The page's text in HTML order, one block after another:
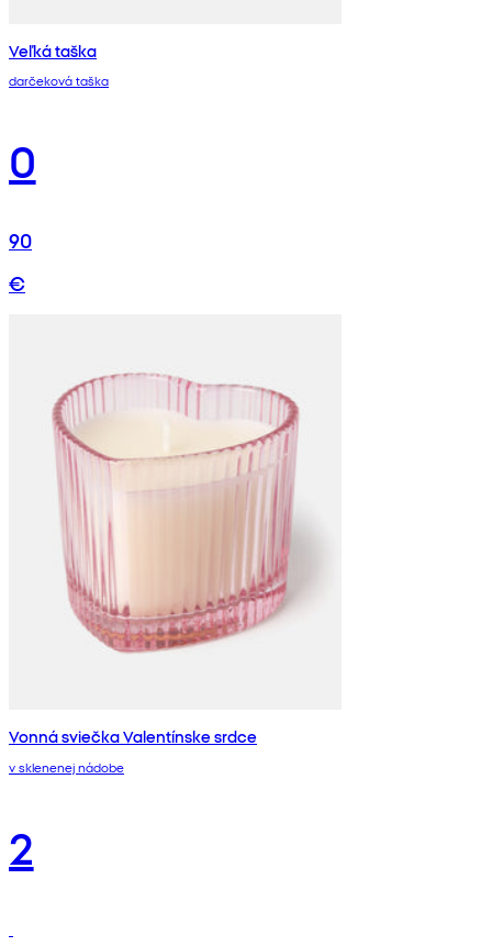
Veľká taška
darčeková taška
0
90
€
Vonná sviečka Valentínske srdce
v sklenenej nádobe
2